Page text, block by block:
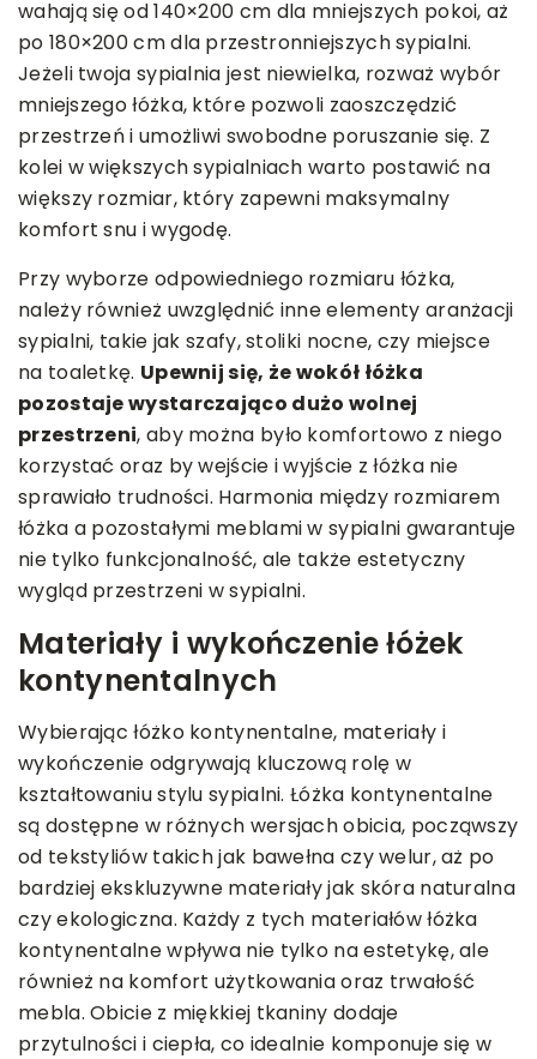
wahają się od 140×200 cm dla mniejszych pokoi, aż
po 180×200 cm dla przestronniejszych sypialni.
Jeżeli twoja sypialnia jest niewielka, rozważ wybór
mniejszego łóżka, które pozwoli zaoszczędzić
przestrzeń i umożliwi swobodne poruszanie się. Z
kolei w większych sypialniach warto postawić na
większy rozmiar, który zapewni maksymalny
komfort snu i wygodę.
Przy wyborze odpowiedniego rozmiaru łóżka,
należy również uwzględnić inne elementy aranżacji
sypialni, takie jak szafy, stoliki nocne, czy miejsce
na toaletkę. Upewnij się, że wokół łóżka
pozostaje wystarczająco dużo wolnej
przestrzeni, aby można było komfortowo z niego
korzystać oraz by wejście i wyjście z łóżka nie
sprawiało trudności. Harmonia między rozmiarem
łóżka a pozostałymi meblami w sypialni gwarantuje
nie tylko funkcjonalność, ale także estetyczny
wygląd przestrzeni w sypialni.
Materiały i wykończenie łóżek
kontynentalnych
Wybierając łóżko kontynentalne, materiały i
wykończenie odgrywają kluczową rolę w
kształtowaniu stylu sypialni. Łóżka kontynentalne
są dostępne w różnych wersjach obicia, począwszy
od tekstyliów takich jak bawełna czy welur, aż po
bardziej ekskluzywne materiały jak skóra naturalna
czy ekologiczna. Każdy z tych materiałów łóżka
kontynentalne wpływa nie tylko na estetykę, ale
również na komfort użytkowania oraz trwałość
mebla. Obicie z miękkiej tkaniny dodaje
przytulności i ciepła, co idealnie komponuje się w